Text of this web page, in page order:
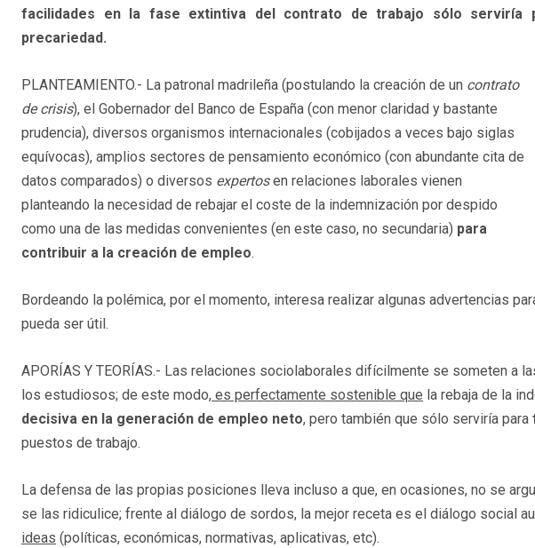
facilidades en la fase extintiva del contrato de trabajo sólo serviría
precariedad.
PLANTEAMIENTO.- La patronal madrileña (postulando la creación de un contrato
de crisis), el Gobernador del Banco de España (con menor claridad y bastante
prudencia), diversos organismos internacionales (cobijados a veces bajo siglas
equívocas), amplios sectores de pensamiento económico (con abundante cita de
datos comparados) o diversos expertosen relaciones laborales vienen
planteando la necesidad de rebajar el coste de la indemnización por despido
como una de las medidas convenientes (en este caso, no secundaria) para
contribuir a la creación de empleo.
Bordeando la polémica, por el momento, interesa realizar algunas advertencias
pueda ser útil.
APORÍAS Y TEORÍAS.- Las relaciones sociolaborales difícilmente se someten a
los estudiosos; de este modo, es perfectamente sostenible que la rebaja de la
decisiva en la generación de empleo neto, pero también que sólo serviría para
puestos de trabajo.
La defensa de las propias posiciones lleva incluso a que, en ocasiones, no se
se las ridiculice; frente al diálogo de sordos, la mejor receta es el diálogo social
ideas (políticas, económicas, normativas, aplicativas, etc).